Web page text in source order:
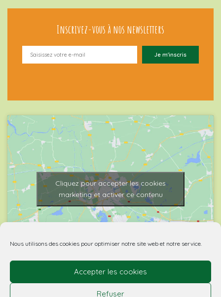
Nous utilisons des cookies pour optimiser notre site web et notre service.
Accepter les cookies
Refuser
Inscrivez-vous à nos newsletters
Cliquez pour accepter les cookies
marketing et activer ce contenu
© 2026 Biovino | made with by Agence Spritz.